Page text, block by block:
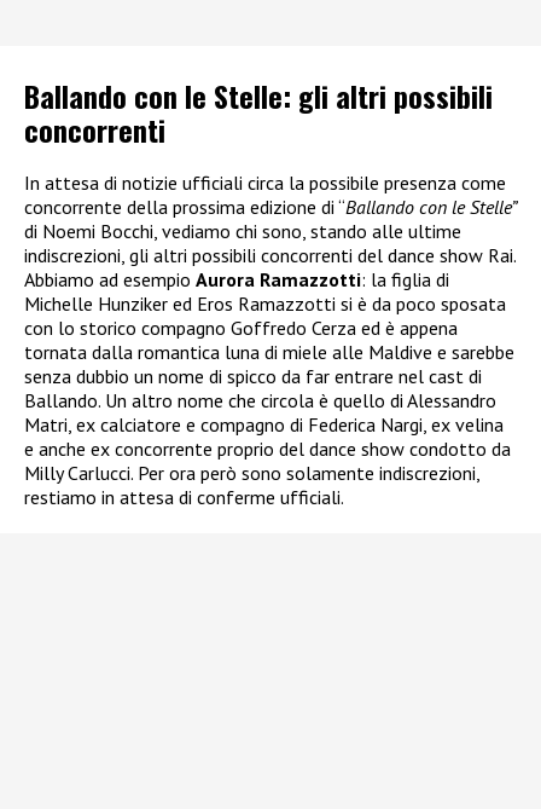
Ballando con le Stelle: gli altri possibili
concorrenti
In attesa di notizie ufficiali circa la possibile presenza come
concorrente della prossima edizione di “Ballando con le Stelle”
di Noemi Bocchi, vediamo chi sono, stando alle ultime
indiscrezioni, gli altri possibili concorrenti del dance show Rai.
Abbiamo ad esempio Aurora Ramazzotti: la figlia di
Michelle Hunziker ed Eros Ramazzotti si è da poco sposata
con lo storico compagno Goffredo Cerza ed è appena
tornata dalla romantica luna di miele alle Maldive e sarebbe
senza dubbio un nome di spicco da far entrare nel cast di
Ballando. Un altro nome che circola è quello di Alessandro
Matri, ex calciatore e compagno di Federica Nargi, ex velina
e anche ex concorrente proprio del dance show condotto da
Milly Carlucci. Per ora però sono solamente indiscrezioni,
restiamo in attesa di conferme ufficiali.